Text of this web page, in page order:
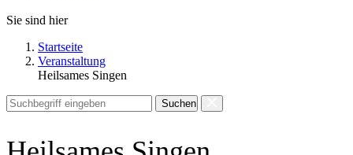
Sie sind hier
Startseite
Veranstaltung
Heilsames Singen
Suchen